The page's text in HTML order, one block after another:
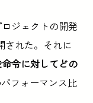
ジェクトの開発
された。それに
令に対してどの
フォーマンス比